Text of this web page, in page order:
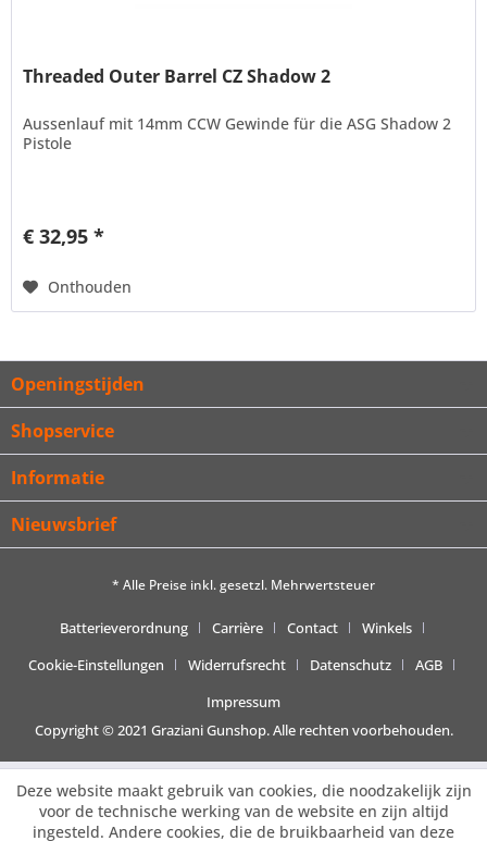
Threaded Outer Barrel CZ Shadow 2
Aussenlauf mit 14mm CCW Gewinde für die ASG Shadow 2
Pistole
€ 32,95 *
Onthouden
Openingstijden
Shopservice
Informatie
Nieuwsbrief
* Alle Preise inkl. gesetzl. Mehrwertsteuer
Batterieverordnung Carrière Contact
Winkels
Cookie-Einstellungen
Widerrufsrecht Datenschutz
AGB
Impressum
Copyright © 2021 Graziani Gunshop. Alle rechten voorbehouden.
Deze website maakt gebruik van cookies, die noodzakelijk zijn
voor de technische werking van de website en zijn altijd
ingesteld. Andere cookies, die de bruikbaarheid van deze